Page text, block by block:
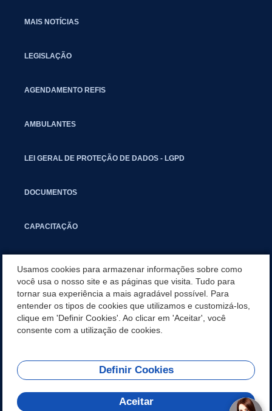
MAIS NOTÍCIAS
LEGISLAÇÃO
AGENDAMENTO REFIS
AMBULANTES
LEI GERAL DE PROTEÇÃO DE DADOS - LGPD
DOCUMENTOS
CAPACITAÇÃO
GUIA RÁPIDO
PLANEJAMENTO ESTRATÉGICO
REDES SOCIAIS
Usamos cookies para armazenar informações sobre como
você usa o nosso site e as páginas que visita. Tudo para
tornar sua experiência a mais agradável possível. Para
entender os tipos de cookies que utilizamos e customizá-los,
clique em 'Definir Cookies'. Ao clicar em 'Aceitar', você
consente com a utilização de cookies.
Definir Cookies
Aceitar